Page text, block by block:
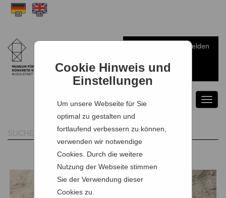
Cookie Hinweis und
Einstellungen
Um unsere Webseite für Sie
optimal zu gestalten und
fortlaufend verbessern zu können,
verwenden wir notwendige
Cookies. Durch die weitere
Nutzung der Webseite stimmen
Sie der Verwendung dieser
Cookies zu.
Anmelden